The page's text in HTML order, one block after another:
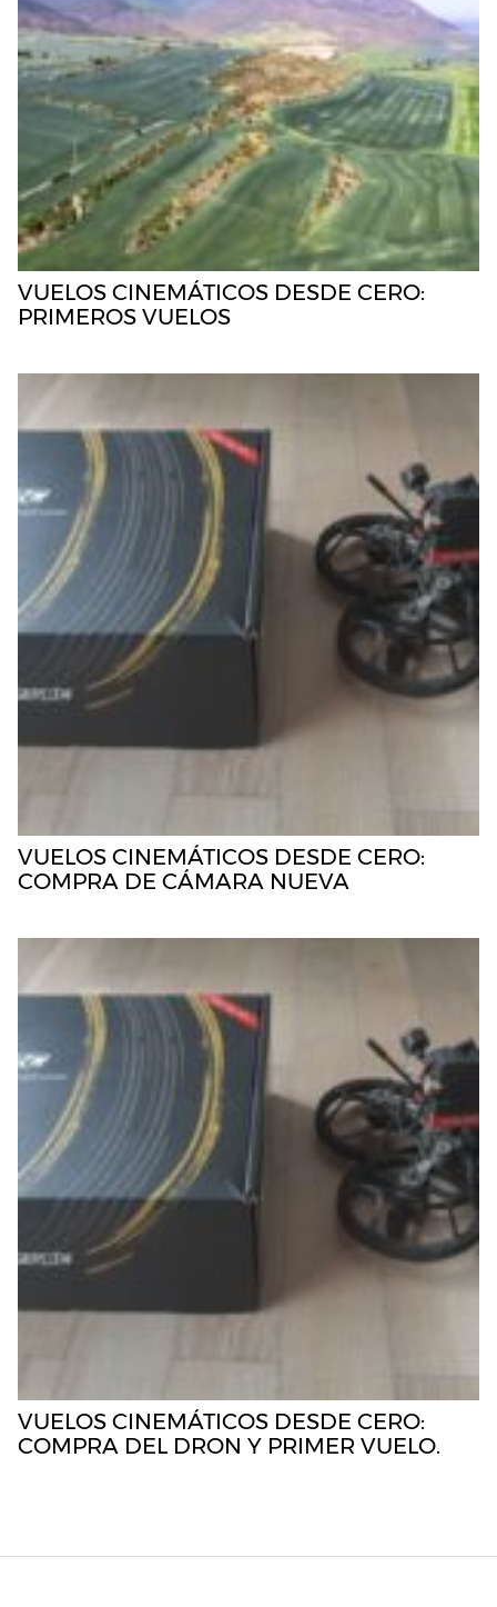
VUELOS CINEMÁTICOS DESDE CERO:
PRIMEROS VUELOS
VUELOS CINEMÁTICOS DESDE CERO:
COMPRA DE CÁMARA NUEVA
VUELOS CINEMÁTICOS DESDE CERO:
COMPRA DEL DRON Y PRIMER VUELO.